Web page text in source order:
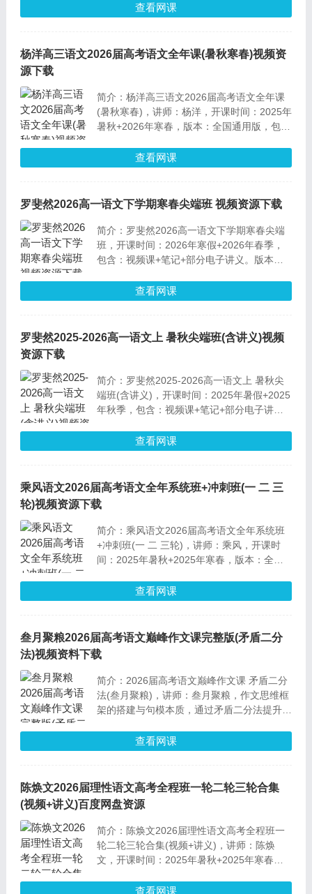
查看网课
杨洋高三语文2026届高考语文全年课(暑秋寒春)视频资
源下载
简介：杨洋高三语文2026届高考语文全年课
(暑秋寒春)，讲师：杨洋，开课时间：2025年
暑秋+2026年寒春，版本：全国通用版，包含
查看网课
罗斐然2026高一语文下学期寒春尖端班 视频资源下载
简介：罗斐然2026高一语文下学期寒春尖端
班，开课时间：2026年寒假+2026年春季，
包含：视频课+笔记+部分电子讲义。版本：
查看网课
罗斐然2025-2026高一语文上 暑秋尖端班(含讲义)视频
资源下载
简介：罗斐然2025-2026高一语文上 暑秋尖
端班(含讲义)，开课时间：2025年暑假+2025
年秋季，包含：视频课+笔记+部分电子讲
目标双一流。暑秋课内容：暑假重点放在初高
语文科目知识衔接，学习四大必考文本的长文
题型的解题大招。
查看网课
乘风语文2026届高考语文全年系统班+冲刺班(一 二 三
轮)视频资源下载
简介：乘风语文2026届高考语文全年系统班
+冲刺班(一 二 三轮)，讲师：乘风，开课时
间：2025年暑秋+2025年寒春，版本：全国
和冲刺班，系统班注重基础能力训练，涉及基
础巩固、语用、大阅读、古诗文和作文等专
难题和薄弱环节。
查看网课
叁月聚粮2026届高考语文巅峰作文课完整版(矛盾二分
法)视频资料下载
简介：2026届高考语文巅峰作文课 矛盾二分
法(叁月聚粮)，讲师：叁月聚粮，作文思维框
架的搭建与句模本质，通过矛盾二分法提升作
于思考方式和面对世界的态度，而非简单的背
诵和套用。
查看网课
陈焕文2026届理性语文高考全程班一轮二轮三轮合集
(视频+讲义)百度网盘资源
简介：陈焕文2026届理性语文高考全程班一
轮二轮三轮合集(视频+讲义)，讲师：陈焕
文，开课时间：2025年暑秋+2025年寒春，
第1-2讲为所有同学无条件必听， 也是 理性
查看网课